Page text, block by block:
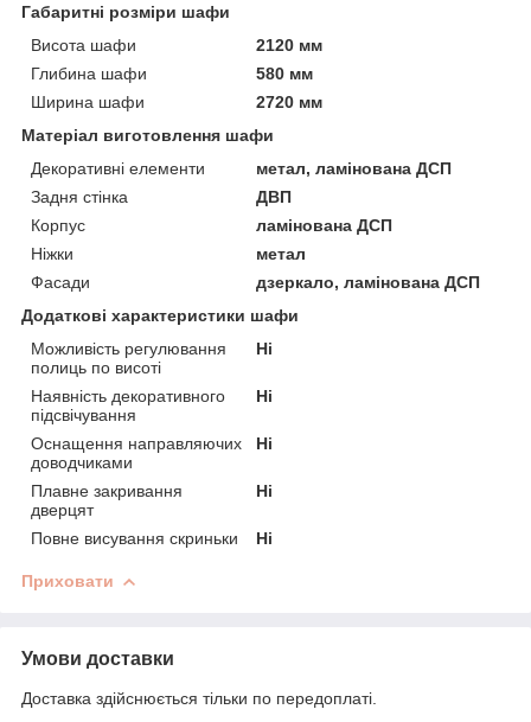
Габаритні розміри шафи
Висота шафи
2120 мм
Глибина шафи
580 мм
Ширина шафи
2720 мм
Матеріал виготовлення шафи
Декоративні елементи
метал, ламінована ДСП
Задня стінка
ДВП
Корпус
ламінована ДСП
Ніжки
метал
Фасади
дзеркало, ламінована ДСП
Додаткові характеристики шафи
Можливість регулювання
полиць по висоті
Ні
Наявність декоративного
підсвічування
Ні
Оснащення направляючих
доводчиками
Ні
Плавне закривання
дверцят
Ні
Повне висування скриньки Ні
Приховати
Умови доставки
Доставка здійснюється тільки по передоплаті.